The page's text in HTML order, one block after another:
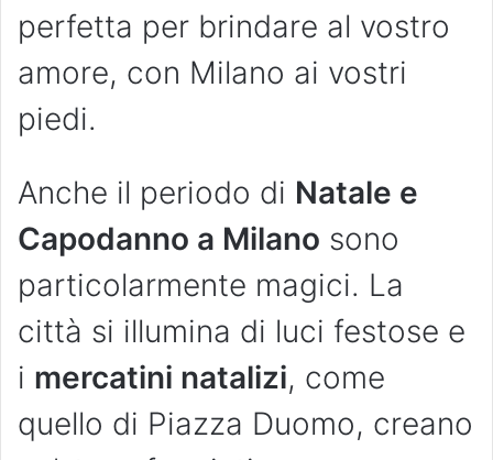
perfetta per brindare al vostro
amore, con Milano ai vostri
piedi.
Anche il periodo di Natale e
Capodanno a Milano sono
particolarmente magici. La
città si illumina di luci festose e
i mercatini natalizi, come
quello di Piazza Duomo, creano